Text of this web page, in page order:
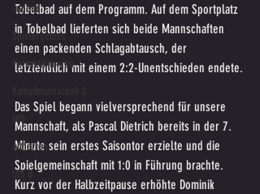
Jugend
Spielergebnis
Veranstaltungen
U15
Altherren
U15 B
Tobelbad auf dem Programm. Auf dem Sportplatz
in Tobelbad lieferten sich beide Mannschaften
einen packenden Schlagabtausch, der
letztendlich mit einem 2:2-Unentschieden endete.
Das Spiel begann vielversprechend für unsere
Mannschaft, als Pascal Dietrich bereits in der 7.
Minute sein erstes Saisontor erzielte und die
Spielgemeinschaft mit 1:0 in Führung brachte.
Kurz vor der Halbzeitpause erhöhte Dominik